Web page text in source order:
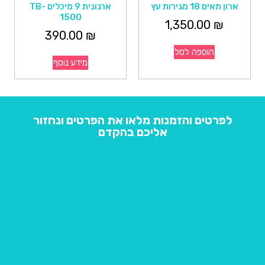
ארון תאים 18 מגירות עץ
1,350.00 ₪
הוספה לסל
ארגונית 9 מיכלים TB-
1500
390.00 ₪
מידע נוסף
לפרטים והזמנות מלאו את הפרטים ונחזור
אליכם בהקדם